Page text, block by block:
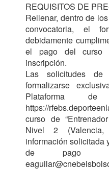
REQUISITOS DE
Rellenar, dentro de
convocatoria, el
debidamente
el pago del curso
inscripción.
Las solicitudes de
formalizarse
Plataforma
https://
curso de
Nivel 2 (Valencia,
información solicitada
de pago